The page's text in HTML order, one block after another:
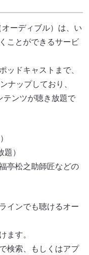
ーディブル）は、い
ことができるサービ
ッドキャストまで、
ナップしており、
テンツが聴き放題で
）
亭松之助師匠などの
インでも聴けるオー
ます。
検索、もしくはアプ